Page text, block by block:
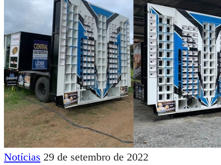
Notícias 29 de setembro de 2022